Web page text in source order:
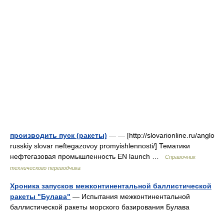
производить пуск (ракеты) — — [http://slovarionline.ru/anglo
russkiy slovar neftegazovoy promyishlennosti/] Тематики
нефтегазовая промышленность EN launch …
Справочник
технического переводчика
Хроника запусков межконтинентальной баллистической
ракеты "Булава" — Испытания межконтинентальной
баллистической ракеты морского базирования Булава